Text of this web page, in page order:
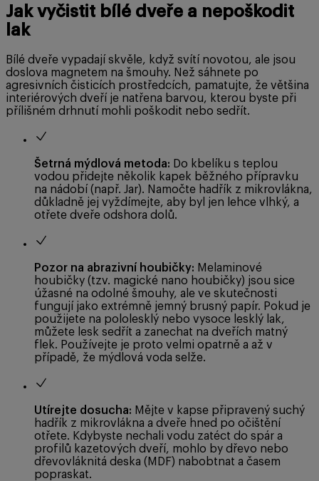
Jak vyčistit bílé dveře a nepoškodit
lak
Bílé dveře vypadají skvěle, když svítí novotou, ale jsou
doslova magnetem na šmouhy. Než sáhnete po
agresivních čisticích prostředcích, pamatujte, že většina
interiérových dveří je natřena barvou, kterou byste při
přílišném drhnutí mohli poškodit nebo sedřít.
Šetrná mýdlová metoda: Do kbelíku s teplou
vodou přidejte několik kapek běžného přípravku
na nádobí (např. Jar). Namočte hadřík z mikrovlákna,
důkladně jej vyždímejte, aby byl jen lehce vlhký, a
otřete dveře odshora dolů.
Pozor na abrazivní houbičky: Melaminové
houbičky (tzv. magické nano houbičky) jsou sice
úžasné na odolné šmouhy, ale ve skutečnosti
fungují jako extrémně jemný brusný papír. Pokud je
použijete na pololesklý nebo vysoce lesklý lak,
můžete lesk sedřít a zanechat na dveřích matný
flek. Používejte je proto velmi opatrně a až v
případě, že mýdlová voda selže.
Utírejte dosucha: Mějte v kapse připravený suchý
hadřík z mikrovlákna a dveře hned po očištění
otřete. Kdybyste nechali vodu zatéct do spár a
profilů kazetových dveří, mohlo by dřevo nebo
dřevovláknitá deska (MDF) nabobtnat a časem
popraskat.